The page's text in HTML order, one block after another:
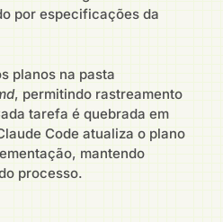
por especificações da
planos na pasta
, permitindo rastreamento
tarefa é quebrada em
Code atualiza o plano
mantendo
processo.